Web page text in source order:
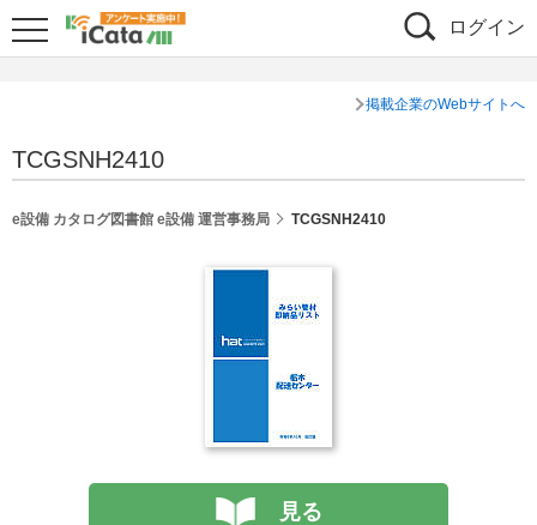
ログイン
掲載企業のWebサイトへ
TCGSNH2410
e設備 カタログ図書館 e設備 運営事務局 TCGSNH2410
見る